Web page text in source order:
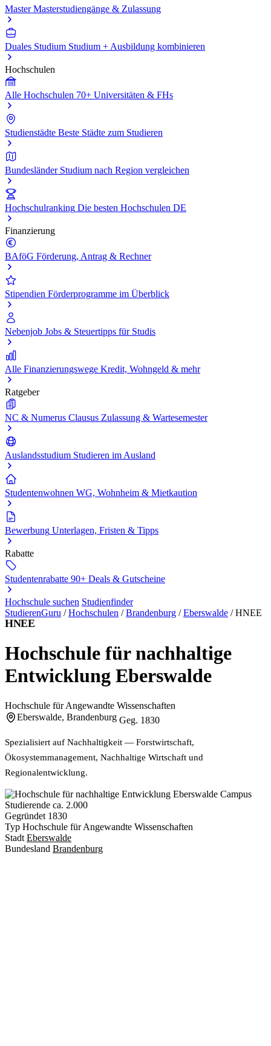
Master Masterstudiengänge & Zulassung
Duales Studium Studium + Ausbildung kombinieren
Hochschulen
Alle Hochschulen 70+ Universitäten & FHs
Studienstädte Beste Städte zum Studieren
Bundesländer Studium nach Region vergleichen
Hochschulranking Die besten Hochschulen DE
Finanzierung
BAföG Förderung, Antrag & Rechner
Stipendien Förderprogramme im Überblick
Nebenjob Jobs & Steuertipps für Studis
Alle Finanzierungswege Kredit, Wohngeld & mehr
Ratgeber
NC & Numerus Clausus Zulassung & Wartesemester
Auslandsstudium Studieren im Ausland
Studentenwohnen WG, Wohnheim & Mietkaution
Bewerbung Unterlagen, Fristen & Tipps
Rabatte
Studentenrabatte 90+ Deals & Gutscheine
Hochschule suchen Studienfinder
StudierenGuru / Hochschulen / Brandenburg / Eberswalde /HNEE
HNEE
Hochschule für nachhaltige
Entwicklung Eberswalde
Hochschule für Angewandte Wissenschaften
Eberswalde, Brandenburg Geg. 1830
Spezialisiert auf Nachhaltigkeit — Forstwirtschaft,
Ökosystemmanagement, Nachhaltige Wirtschaft und
Regionalentwicklung.
Studierende ca. 2.000
Gegründet 1830
Typ Hochschule für Angewandte Wissenschaften
Stadt Eberswalde
Bundesland Brandenburg